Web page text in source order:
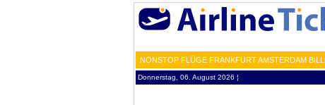
NONSTOP FLÜGE FRANKFURT AMSTERDAM
Donnerstag, 06. August 2026 ¦